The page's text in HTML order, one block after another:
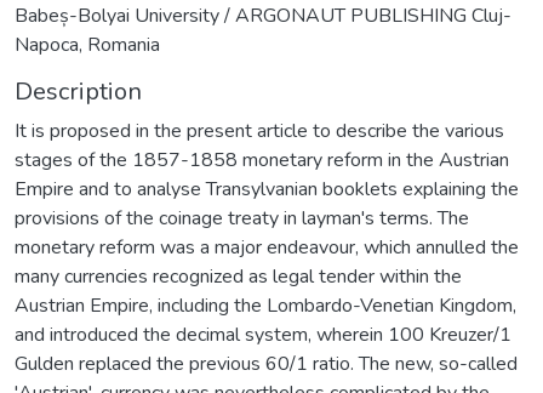
Babeș-Bolyai University / ARGONAUT PUBLISHING Cluj-
Napoca, Romania
Description
It is proposed in the present article to describe the various
stages of the 1857-1858 monetary reform in the Austrian
Empire and to analyse Transylvanian booklets explaining the
provisions of the coinage treaty in layman's terms. The
monetary reform was a major endeavour, which annulled the
many currencies recognized as legal tender within the
Austrian Empire, including the Lombardo-Venetian Kingdom,
and introduced the decimal system, wherein 100 Kreuzer/1
Gulden replaced the previous 60/1 ratio. The new, so-called